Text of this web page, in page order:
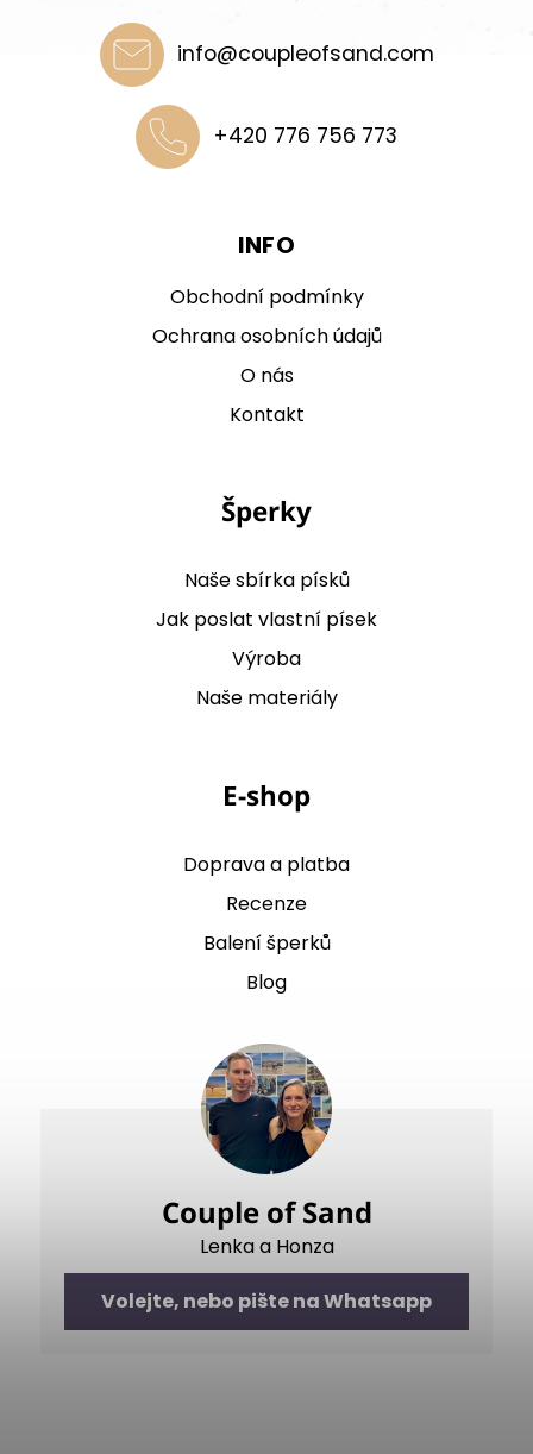
info@coupleofsand.com
+420 776 756 773
INFO
Obchodní podmínky
Ochrana osobních údajů
O nás
Kontakt
Šperky
Naše sbírka písků
Jak poslat vlastní písek
Výroba
Naše materiály
E-shop
Doprava a platba
Recenze
Balení šperků
Blog
Couple of Sand
Lenka a Honza
Volejte, nebo pište na Whatsapp